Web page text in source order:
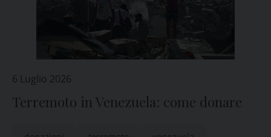
6 Luglio 2026
Terremoto in Venezuela: come donare